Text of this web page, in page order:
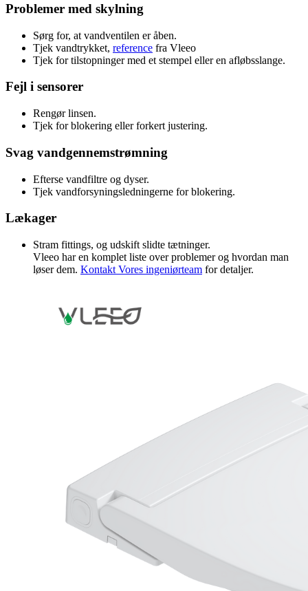
Problemer med skylning
Sørg for, at vandventilen er åben.
Tjek vandtrykket, reference fra Vleeo
Tjek for tilstopninger med et stempel eller en afløbsslange.
Fejl i sensorer
Rengør linsen.
Tjek for blokering eller forkert justering.
Svag vandgennemstrømning
Efterse vandfiltre og dyser.
Tjek vandforsyningsledningerne for blokering.
Lækager
Stram fittings, og udskift slidte tætninger.
Vleeo har en komplet liste over problemer og hvordan man
løser dem. Kontakt Vores ingeniørteam for detaljer.